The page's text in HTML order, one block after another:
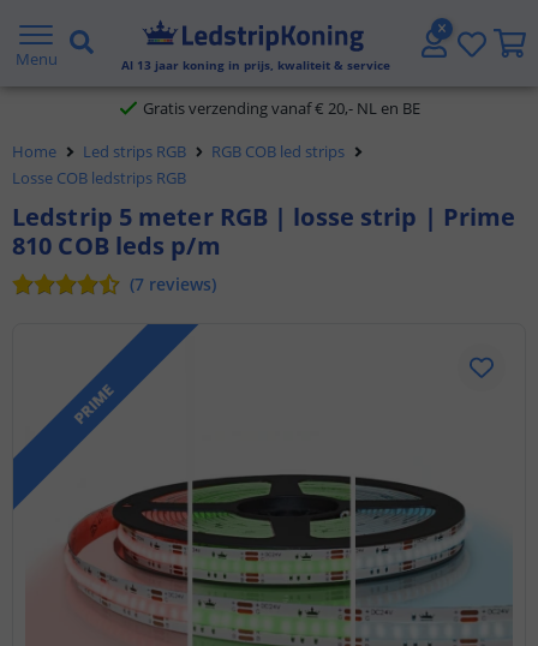
Menu Al 13 jaar koning in prijs, kwaliteit & service
Gratis verzending vanaf € 20,- NL en BE
Klantbeoordeling 9.1
Voor 23:45 uur besteld,
Home Led strips RGB
RGB COB led strips
Losse COB ledstrips RGB
Ledstrip 5 meter RGB | losse strip | Prime
810 COB leds p/m
(7 reviews)
PRIME